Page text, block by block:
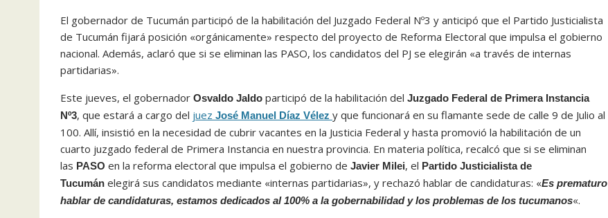
El gobernador de Tucumán participó de la habilitación del Juzgado Federal Nº3 y anticipó que el Partido Justicialista
de Tucumán fijará posición «orgánicamente» respecto del proyecto de Reforma Electoral que impulsa el gobierno
nacional. Además, aclaró que si se eliminan las PASO, los candidatos del PJ se elegirán «a través de internas
partidarias».
Este jueves, el gobernador Osvaldo Jaldo participó de la habilitación del Juzgado Federal de Primera Instancia
Nº3, que estará a cargo del juez José Manuel Díaz Vélez y que funcionará en su flamante sede de calle 9 de Julio al
100. Allí, insistió en la necesidad de cubrir vacantes en la Justicia Federal y hasta promovió la habilitación de un
cuarto juzgado federal de Primera Instancia en nuestra provincia. En materia política, recalcó que si se eliminan
las PASO en la reforma electoral que impulsa el gobierno de Javier Milei, el Partido Justicialista de
Tucumán elegirá sus candidatos mediante «internas partidarias», y rechazó hablar de candidaturas: «Es prematuro
hablar de candidaturas, estamos dedicados al 100% a la gobernabilidad y los problemas de los tucumanos«.